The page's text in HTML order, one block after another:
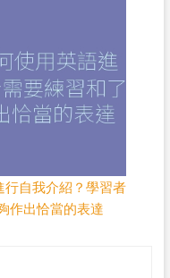
行自我介紹？學習者
作出恰當的表達